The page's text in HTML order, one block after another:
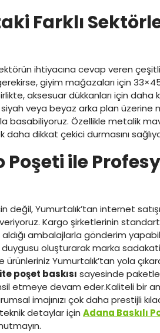
Farklı
ihtiyacına cevap veren
giyim mağazaları için
aksesuar dükkanları için daha
veya beyaz arka plan üzerine
basabiliyoruz. Özellikle metalik
daha dikkat çekici durmasını
ile
değil, Yumurtalık’tan internet
Kargo şirketlerinin
ambalajlarla gönderim
oluşturarak marka
Yumurtalık’tan yola
poşet baskısı sayesinde
etmeye devam eder.Kaliteli bir
imajınızı çok daha prestijli
detaylar için Adana Baskılı